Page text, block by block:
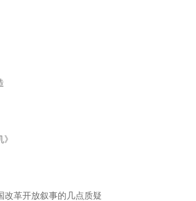
改革开放叙事的几点质疑